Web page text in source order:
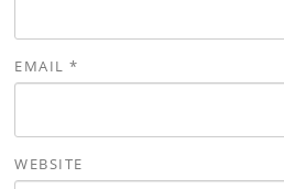
EMAIL*
WEBSITE